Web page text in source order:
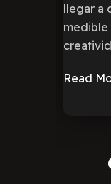
llegar a
medible
Read